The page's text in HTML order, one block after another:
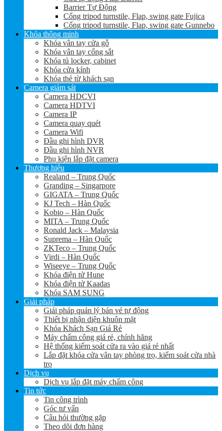
Barrier Tự Động
Cổng tripod turnstile, Flap, swing gate Fujica
Cổng tripod turnstile, Flap, swing gate Gunnebo
Khóa thông minh
Khóa vân tay cửa gỗ
Khóa vân tay cổng sắt
Khóa tủ locker, cabinet
Khóa cửa kính
Khóa thẻ từ khách sạn
Camera giám sát
Camera HDCVI
Camera HDTVI
Camera IP
Camera quay quét
Camera Wifi
Đầu ghi hình DVR
Đầu ghi hình NVR
Phụ kiện lắp đặt camera
Thương hiệu
Realand – Trung Quốc
Granding – Singarpore
GIGATA – Trung Quốc
KJ Tech – Hàn Quốc
Kobio – Hàn Quốc
MITA – Trung Quốc
Ronald Jack – Malaysia
Suprema – Hàn Quốc
ZKTeco – Trung Quốc
Virdi – Hàn Quốc
Wiseeye – Trung Quốc
Khóa điện tử Hune
Khóa điện tử Kaadas
Khóa SAM SUNG
Giải pháp
Giải pháp quản lý bán vé tự động
Thiết bị nhận diện khuôn mặt
Khóa Khách Sạn Giá Rẻ
Máy chấm công giá rẻ, chính hãng
Hệ thống kiểm soát cửa ra vào giá rẻ nhất
Lắp đặt khóa cửa vân tay phòng trọ, kiểm soát cửa nhà
trọ
Dịch vụ
Dịch vụ lắp đặt máy chấm công
Tin tức
Tin công trình
Góc tư vấn
Câu hỏi thường gặp
Theo dõi đơn hàng